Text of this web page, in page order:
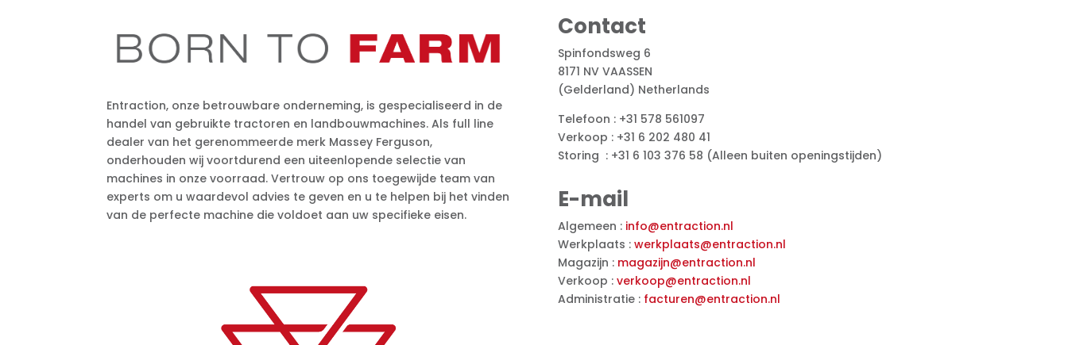
Entraction, onze betrouwbare onderneming, is gespecialiseerd in de
handel van gebruikte tractoren en landbouwmachines. Als full line
dealer van het gerenommeerde merk Massey Ferguson,
onderhouden wij voortdurend een uiteenlopende selectie van
machines in onze voorraad. Vertrouw op ons toegewijde team van
experts om u waardevol advies te geven en u te helpen bij het vinden
van de perfecte machine die voldoet aan uw specifieke eisen.
Contact
Spinfondsweg 6
8171 NV VAASSEN
(Gelderland) Netherlands
Telefoon : +31 578 561097
Verkoop : +31 6 202 480 41
Storing : +31 6 103 376 58 (Alleen buiten openingstijden)
E-mail
Algemeen : info@entraction.nl
Werkplaats : werkplaats@entraction.nl
Magazijn : magazijn@entraction.nl
Verkoop : verkoop@entraction.nl
Administratie : facturen@entraction.nl